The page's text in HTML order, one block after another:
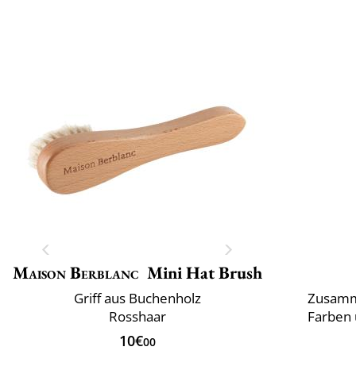
Maison Berblanc Mini Hat Brush
Griff aus Buchenholz
Rosshaar
10€00
Farben